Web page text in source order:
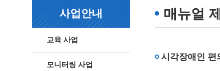
조직도
연혁
사업 및 행사
모니터링 사업
연구 및 제도개선사업
상담 및 점검 사업
사업안내
교육 사업
모니터링 사업
매뉴얼
시각장애인